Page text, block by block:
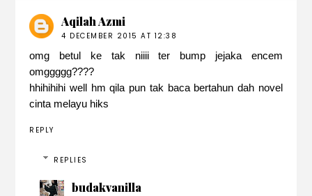
Aqilah Azmi
4 DECEMBER 2015 AT 12:38
omg betul ke tak niiii ter bump jejaka encem
omggggg????
hhihihihi well hm qila pun tak baca bertahun dah novel
cinta melayu hiks
REPLY
REPLIES
budakvanilla